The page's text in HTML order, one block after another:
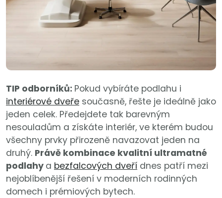
TIP odborníků: Pokud vybíráte podlahu i
interiérové dveře současně, řešte je ideálně jako
jeden celek. Předejdete tak barevným
nesouladům a získáte interiér, ve kterém budou
všechny prvky přirozeně navazovat jeden na
druhý. Právě kombinace kvalitní ultramatné
podlahy a bezfalcových dveří dnes patří mezi
nejoblíbenější řešení v moderních rodinných
domech i prémiových bytech.